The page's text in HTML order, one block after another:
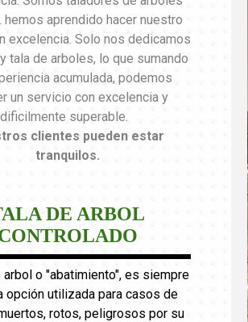
hemos aprendido hacer nuestro
excelencia. Solo nos dedicamos
tala de arboles, lo que sumando
acumulada, podemos
un servicio con excelencia y
dificilmente superable.
clientes pueden estar
tranquilos.
DE ARBOL
arbol o "abatimiento", es siempre
opción utilizada para casos de
rotos, peligrosos por su